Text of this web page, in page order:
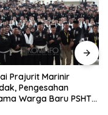
555 Warga Baru
Disahkan PSHT
Jombang –